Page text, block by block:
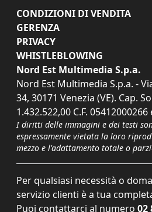
CONDIZIONI DI VENDITA
GERENZA
PRIVACY
WHISTLEBLOWING
Nord Est Multimedia S.p.a.
Nord Est Multimedia S.p.a. -
34, 30171 Venezia (VE). Cap.
1.432.522,00 C.F. 05412000266
I diritti delle immagini e dei testi
espressamente vietata la loro
mezzo e l'adattamento totale o
Per qualsiasi necessità o
servizio clienti è a tua
Puoi contattarci al numero 02